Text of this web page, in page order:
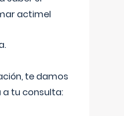
actimel
te damos
tu consulta: